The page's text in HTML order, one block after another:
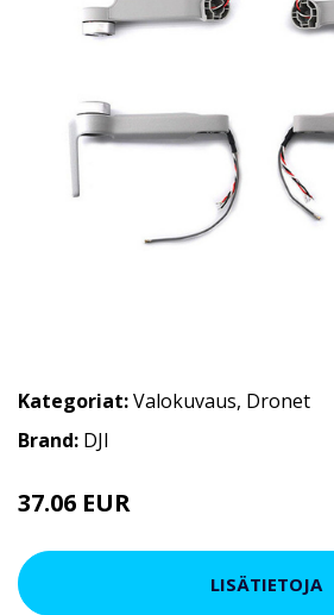
Kategoriat:Valokuvaus, Dronet
Brand: DJI
37.06 EUR
LISÄTIETOJA